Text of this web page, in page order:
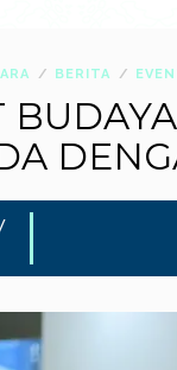
BERITA